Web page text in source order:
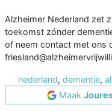
Alzheimer Nederland zet
toekomst zónder
of neem contact met ons
nederland, dementie,
Maak